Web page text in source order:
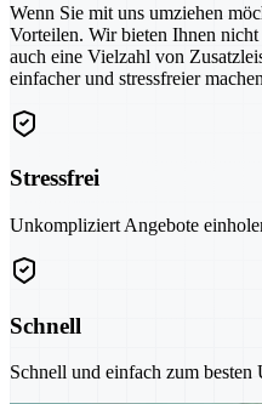
Wenn Sie mit uns umziehen
Vorteilen. Wir bieten Ihnen
auch eine Vielzahl von
einfacher und stressfreier
Stressfrei
Unkompliziert Angebote
Schnell
Schnell und einfach zum besten